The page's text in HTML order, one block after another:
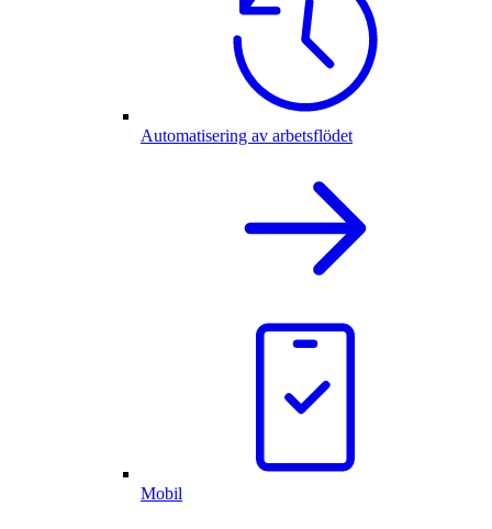
Automatisering av arbetsflödet
Mobil